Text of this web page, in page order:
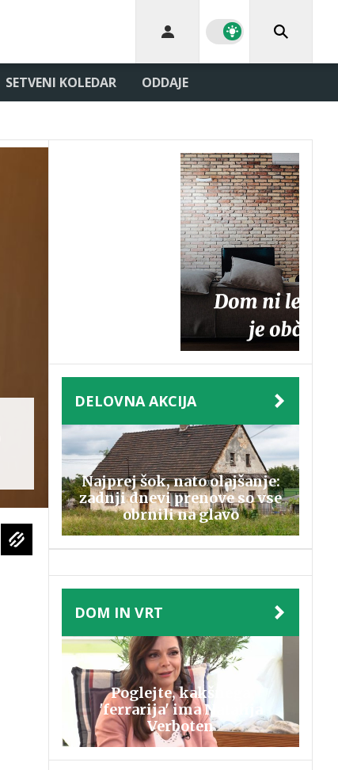
SETVENI KOLEDAR ODDAJE
DELOVNA AKCIJA
Najprej šok, nato olajšanje:
zadnji dnevi prenove so vse
obrnili na glavo
DOM IN VRT
Poglejte, kakšnega
'ferrarija' ima Natalija
Verboten